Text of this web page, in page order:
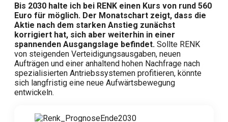
Bis 2030 halte ich bei RENK einen Kurs von rund 560
Euro für möglich. Der Monatschart zeigt, dass die
Aktie nach dem starken Anstieg zunächst
korrigiert hat, sich aber weiterhin in einer
spannenden Ausgangslage befindet. Sollte RENK
von steigenden Verteidigungsausgaben, neuen
Aufträgen und einer anhaltend hohen Nachfrage nach
spezialisierten Antriebssystemen profitieren, könnte
sich langfristig eine neue Aufwärtsbewegung
entwickeln.